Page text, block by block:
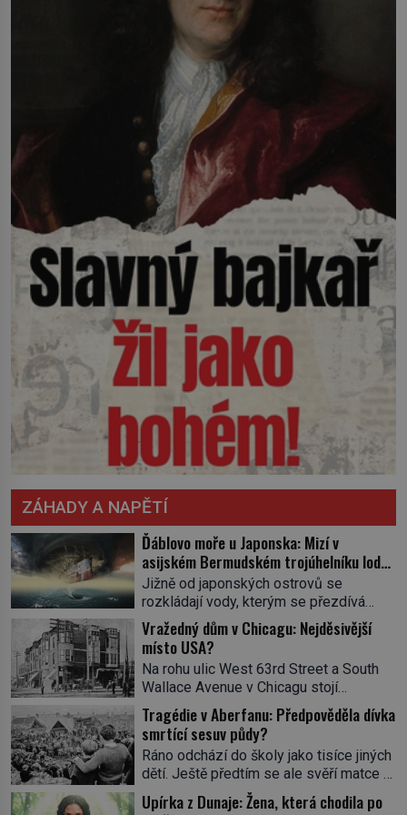
ZÁHADY A NAPĚTÍ
Ďáblovo moře u Japonska: Mizí v
asijském Bermudském trojúhelníku lodě
ve spárech neznámé síly?
Jižně od japonských ostrovů se
rozkládají vody, kterým se přezdívá
Ďáblovo moře. Vypráví se o lodích
mizejících beze stopy, podivných
světlech, zrádných proudech i mořských
dracích, kteří měli tyto končiny střežit už
v dávných legendách. Je tichomořský
Dračí trojúhelník skutečně prokletým
místem, nebo se zde jen nebezpečná
příroda proměnila v jednu z
nejpůsobivějších námořních záhad? […]
Vražedný dům v Chicagu: Nejděsivější
místo USA?
Na rohu ulic West 63rd Street a South
Wallace Avenue v Chicagu stojí
nenápadná pošta. Nemá žádný speciální
nápis ani pamětní desku. A přesto prý
místní zaměstnanci neradi chodí do
sklepa. Právě tady totiž sídlil sériový
vrah H. H. Holmes a také
nejpropracovanější past na lidi
Tragédie v Aberfanu: Předpověděla dívka
smrtící sesuv půdy?
Ráno odchází do školy jako tisíce jiných
dětí. Ještě předtím se ale svěří matce s
podivným snem. Ve škole, kterou dobře
zná, tentokrát nevidí budovu ani
Upírka z Dunaje: Žena, která chodila po